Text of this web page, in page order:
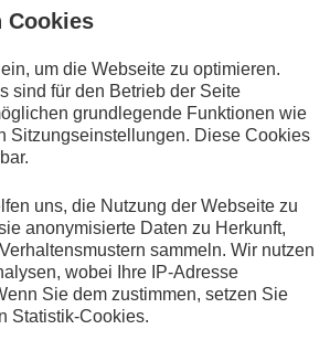
Modernisierung
Bescheinigungen
zum Verein
Cookies
um die Webseite zu optimieren.
sind für den Betrieb der Seite
grundlegende Funktionen wie
Sitzungseinstellungen. Diese Cookies
uns, die Nutzung der Webseite zu
anonymisierte Daten zu Herkunft,
sammeln. Wir nutzen
wobei Ihre IP-Adresse
Sie dem zustimmen, setzen Sie
Statistik-Cookies.